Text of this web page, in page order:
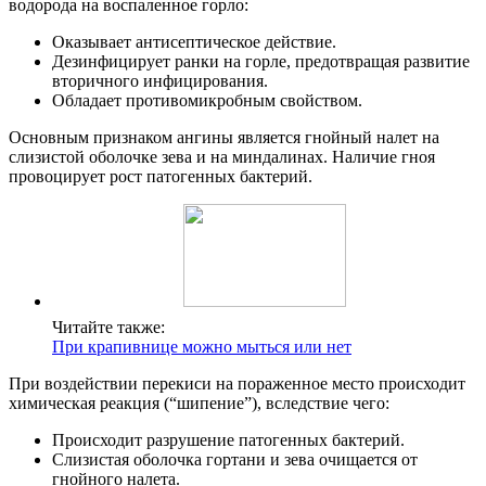
водорода на воспаленное горло:
Оказывает антисептическое действие.
Дезинфицирует ранки на горле, предотвращая развитие
вторичного инфицирования.
Обладает противомикробным свойством.
Основным признаком ангины является гнойный налет на
слизистой оболочке зева и на миндалинах. Наличие гноя
провоцирует рост патогенных бактерий.
Читайте также:
При крапивнице можно мыться или нет
При воздействии перекиси на пораженное место происходит
химическая реакция (“шипение”), вследствие чего:
Происходит разрушение патогенных бактерий.
Слизистая оболочка гортани и зева очищается от
гнойного налета.